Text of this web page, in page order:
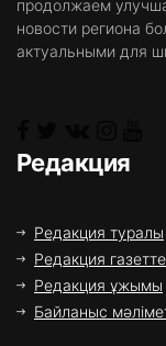
продолжаем
новости региона
актуальными для
Редакция
Редакция туралы
Редакция
Редакция ұжымы
Байланыс